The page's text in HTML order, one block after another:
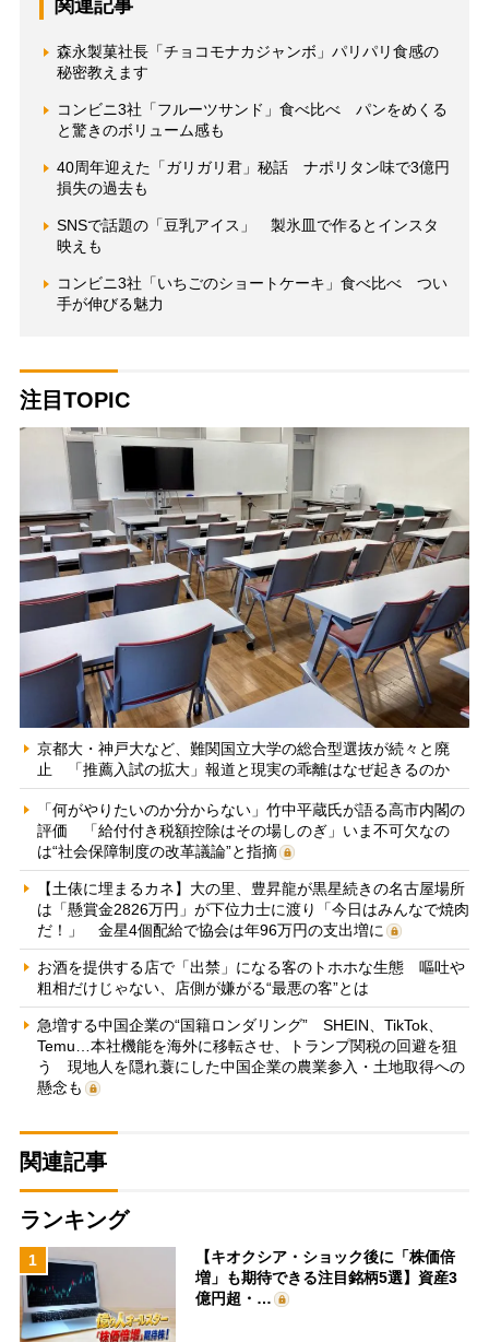
関連記事
森永製菓社長「チョコモナカジャンボ」パリパリ食感の
秘密教えます
コンビニ3社「フルーツサンド」食べ比べ パンをめくる
と驚きのボリューム感も
40周年迎えた「ガリガリ君」秘話 ナポリタン味で3億円
損失の過去も
SNSで話題の「豆乳アイス」 製氷皿で作るとインスタ
映えも
コンビニ3社「いちごのショートケーキ」食べ比べ つい
手が伸びる魅力
注目TOPIC
京都大・神戸大など、難関国立大学の総合型選抜が続々と廃
止 「推薦入試の拡大」報道と現実の乖離はなぜ起きるのか
「何がやりたいのか分からない」竹中平蔵氏が語る高市内閣の
評価 「給付付き税額控除はその場しのぎ」いま不可欠なの
は“社会保障制度の改革議論”と指摘
【土俵に埋まるカネ】大の里、豊昇龍が黒星続きの名古屋場所
は「懸賞金2826万円」が下位力士に渡り「今日はみんなで焼肉
だ！」 金星4個配給で協会は年96万円の支出増に
お酒を提供する店で「出禁」になる客のトホホな生態 嘔吐や
粗相だけじゃない、店側が嫌がる“最悪の客”とは
急増する中国企業の“国籍ロンダリング” SHEIN、TikTok、
Temu…本社機能を海外に移転させ、トランプ関税の回避を狙
う 現地人を隠れ蓑にした中国企業の農業参入・土地取得への
懸念も
関連記事
ランキング
1
【キオクシア・ショック後に「株価倍
増」も期待できる注目銘柄5選】資産3
億円超・…